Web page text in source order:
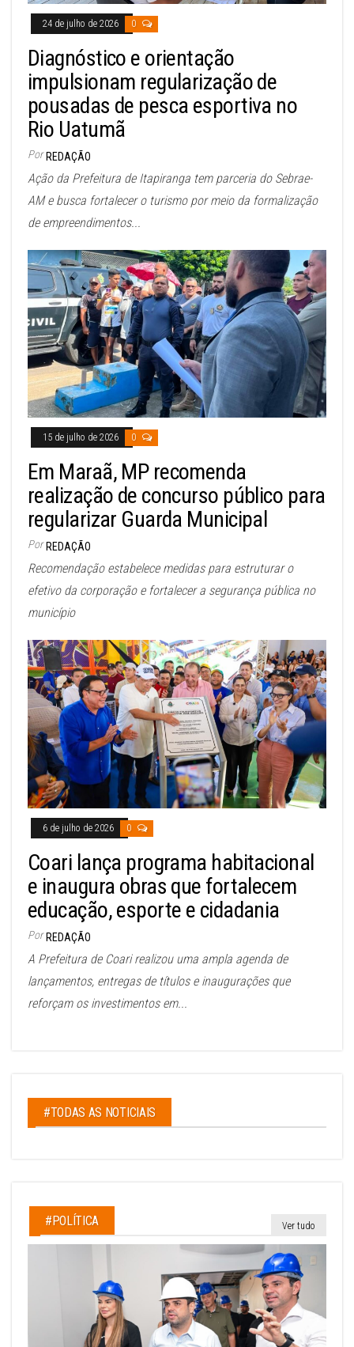
24 de julho de 2026 0
Diagnóstico e orientação
impulsionam regularização de
pousadas de pesca esportiva no
Rio Uatumã
Por REDAÇÃO
Ação da Prefeitura de Itapiranga tem parceria do Sebrae-
AM e busca fortalecer o turismo por meio da formalização
de empreendimentos...
15 de julho de 2026 0
Em Maraã, MP recomenda
realização de concurso público para
regularizar Guarda Municipal
Por REDAÇÃO
Recomendação estabelece medidas para estruturar o
efetivo da corporação e fortalecer a segurança pública no
município
6 de julho de 2026 0
Coari lança programa habitacional
e inaugura obras que fortalecem
educação, esporte e cidadania
Por REDAÇÃO
A Prefeitura de Coari realizou uma ampla agenda de
lançamentos, entregas de títulos e inaugurações que
reforçam os investimentos em...
#TODAS AS NOTICIAIS
#POLÍTICA Ver tudo